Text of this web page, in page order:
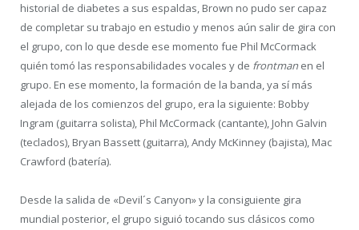
historial de diabetes a sus espaldas, Brown no pudo ser capaz
de completar su trabajo en estudio y menos aún salir de gira con
el grupo, con lo que desde ese momento fue Phil McCormack
quién tomó las responsabilidades vocales y de frontman en el
grupo. En ese momento, la formación de la banda, ya sí más
alejada de los comienzos del grupo, era la siguiente: Bobby
Ingram (guitarra solista), Phil McCormack (cantante), John Galvin
(teclados), Bryan Bassett (guitarra), Andy McKinney (bajista), Mac
Crawford (batería).
Desde la salida de «Devil´s Canyon» y la consiguiente gira
mundial posterior, el grupo siguió tocando sus clásicos como